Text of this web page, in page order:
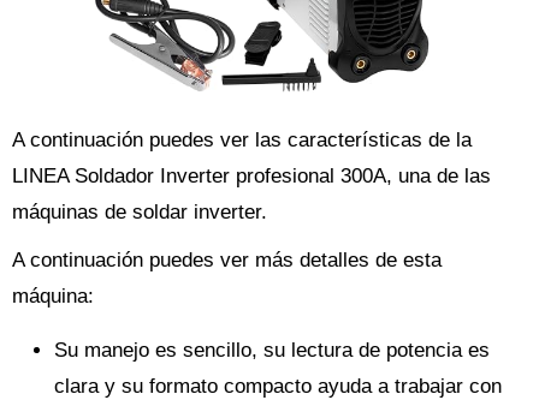
A continuación puedes ver las características de la
LINEA Soldador Inverter profesional 300A, una de las
máquinas de soldar inverter.
A continuación puedes ver más detalles de esta
máquina:
Su manejo es sencillo, su lectura de potencia es
clara y su formato compacto ayuda a trabajar con